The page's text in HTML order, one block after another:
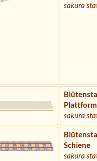
sakura
Plattform
sakura
Schiene
sakura